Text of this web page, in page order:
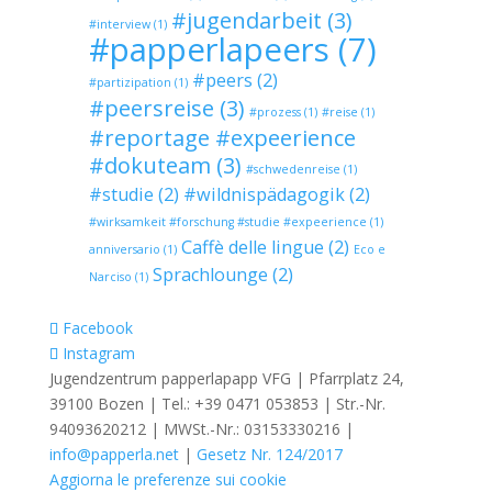
#interview(1) #jugendarbeit (3)
#papperlapeers (7)
#partizipation (1) #peers (2)
#peersreise (3) #prozess(1) #reise (1)
#reportage #expeerience
#dokuteam (3) #schwedenreise (1)
#studie (2) #wildnispädagogik(2)
#wirksamkeit #forschung #studie #expeerience (1)
anniversario (1) Caffè delle lingue (2) Eco e
Narciso (1) Sprachlounge (2)
Facebook
Instagram
Jugendzentrum papperlapapp VFG | Pfarrplatz 24,
39100 Bozen | Tel.: +39 0471 053853 | Str.-Nr.
94093620212 | MWSt.-Nr.: 03153330216 |
info@papperla.net| Gesetz Nr. 124/2017
Aggiorna le preferenze sui cookie